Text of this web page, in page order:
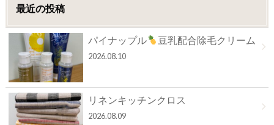
最近の投稿
パイナップル 豆乳配合除毛クリーム
2026.08.10
リネンキッチンクロス
2026.08.09